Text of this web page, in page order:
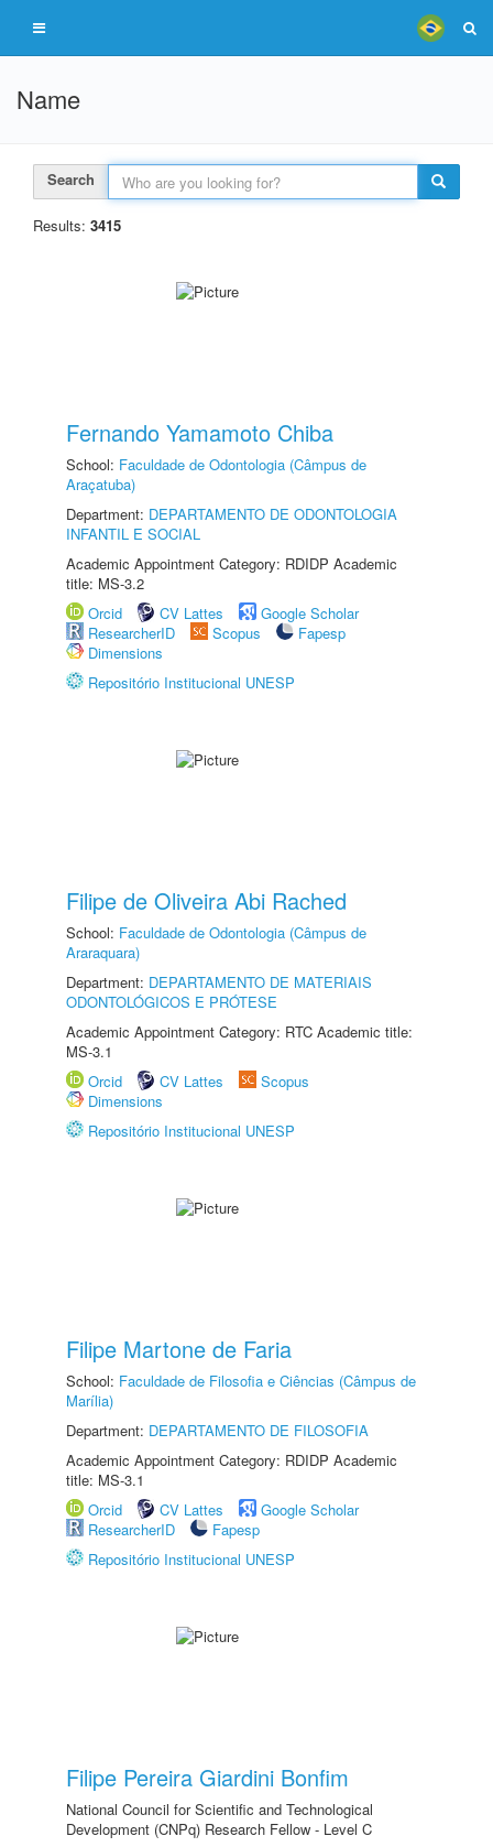
Name
Search
Results: 3415
Fernando Yamamoto Chiba
School: Faculdade de Odontologia (Câmpus de
Araçatuba)
Department: DEPARTAMENTO DE ODONTOLOGIA
INFANTIL E SOCIAL
Academic Appointment Category: RDIDP Academic
title: MS-3.2
Orcid
CV Lattes
Google Scholar
ResearcherID
Scopus
Fapesp
Dimensions
Repositório Institucional UNESP
Filipe de Oliveira Abi Rached
School: Faculdade de Odontologia (Câmpus de
Araraquara)
Department: DEPARTAMENTO DE MATERIAIS
ODONTOLÓGICOS E PRÓTESE
Academic Appointment Category: RTC Academic title:
MS-3.1
Orcid
CV Lattes
Scopus
Dimensions
Repositório Institucional UNESP
Filipe Martone de Faria
School: Faculdade de Filosofia e Ciências (Câmpus de
Marília)
Department: DEPARTAMENTO DE FILOSOFIA
Academic Appointment Category: RDIDP Academic
title: MS-3.1
Orcid
CV Lattes
Google Scholar
ResearcherID
Fapesp
Repositório Institucional UNESP
Filipe Pereira Giardini Bonfim
National Council for Scientific and Technological
Development (CNPq) Research Fellow - Level C